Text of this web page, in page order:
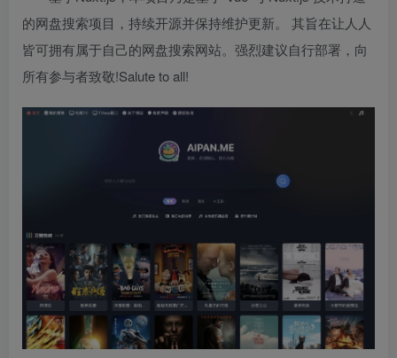
的网盘搜索项目，持续开源并保持维护更新。 其旨在让人人
皆可拥有属于自己的网盘搜索网站。强烈建议自行部署，向
所有参与者致敬!Salute to all!